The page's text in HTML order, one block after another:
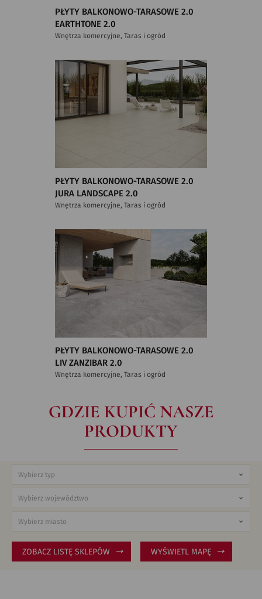
PŁYTY BALKONOWO-TARASOWE 2.0
EARTHTONE 2.0
Wnętrza komercyjne, Taras i ogród
PŁYTY BALKONOWO-TARASOWE 2.0
JURA LANDSCAPE 2.0
Wnętrza komercyjne, Taras i ogród
PŁYTY BALKONOWO-TARASOWE 2.0
LIV ZANZIBAR 2.0
Wnętrza komercyjne, Taras i ogród
GDZIE KUPIĆ NASZE
PRODUKTY
ZOBACZ LISTĘ SKLEPÓW WYŚWIETL MAPĘ